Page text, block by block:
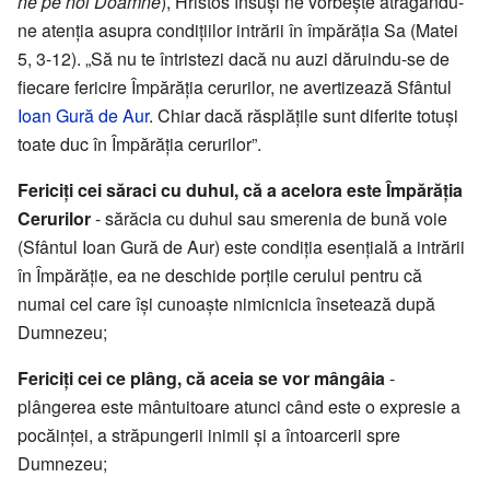
ne atenția asupra condițiilor intrării în împărăția Sa (Matei
5, 3-12). „Să nu te întristezi dacă nu auzi dăruindu-se de
fiecare fericire Împărăția cerurilor, ne avertizează Sfântul
Ioan Gură de Aur. Chiar dacă răsplățile sunt diferite totuși
toate duc în Împărăția cerurilor”.
Fericiți cei săraci cu duhul, că a acelora este Împărăția
Cerurilor- sărăcia cu duhul sau smerenia de bună voie
(Sfântul Ioan Gură de Aur) este condiția esențială a intrării
în Împărăție, ea ne deschide porțile cerului pentru că
numai cel care își cunoaște nimicnicia însetează după
Dumnezeu;
Fericiți cei ce plâng, că aceia se vor mângâia -
plângerea este mântuitoare atunci când este o expresie a
pocăinței, a străpungerii inimii și a întoarcerii spre
Dumnezeu;